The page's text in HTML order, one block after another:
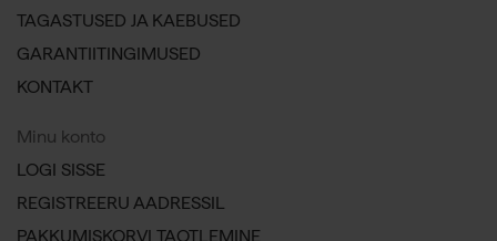
TAGASTUSED JA KAEBUSED
GARANTIITINGIMUSED
KONTAKT
Minu konto
LOGI SISSE
REGISTREERU AADRESSIL
PAKKUMISKORVI TAOTLEMINE